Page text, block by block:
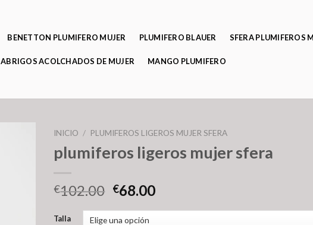
BENETTON PLUMIFERO MUJER PLUMIFERO BLAUER SFERA PLUMIFEROS
ABRIGOS ACOLCHADOS DE MUJER MANGO PLUMIFERO
INICIO / PLUMIFEROS LIGEROS MUJER SFERA
plumiferos ligeros mujer sfera
€102.00 €68.00
Talla